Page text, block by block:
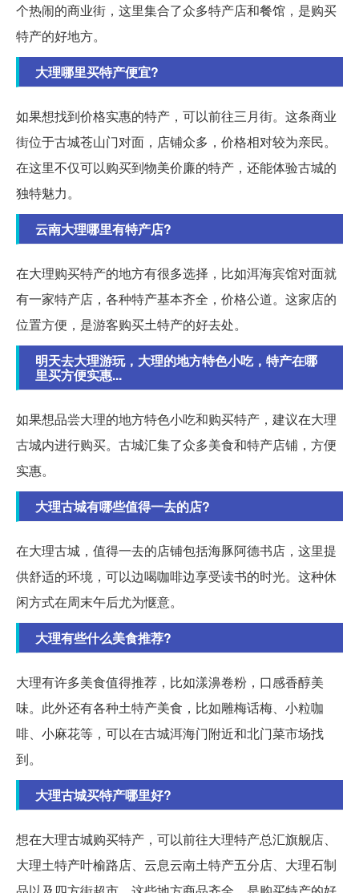
个热闹的商业街，这里集合了众多特产店和餐馆，是购买
特产的好地方。
大理哪里买特产便宜?
如果想找到价格实惠的特产，可以前往三月街。这条商业
街位于古城苍山门对面，店铺众多，价格相对较为亲民。
在这里不仅可以购买到物美价廉的特产，还能体验古城的
独特魅力。
云南大理哪里有特产店?
在大理购买特产的地方有很多选择，比如洱海宾馆对面就
有一家特产店，各种特产基本齐全，价格公道。这家店的
位置方便，是游客购买土特产的好去处。
明天去大理游玩，大理的地方特色小吃，特产在哪
里买方便实惠...
如果想品尝大理的地方特色小吃和购买特产，建议在大理
古城内进行购买。古城汇集了众多美食和特产店铺，方便
实惠。
大理古城有哪些值得一去的店?
在大理古城，值得一去的店铺包括海豚阿德书店，这里提
供舒适的环境，可以边喝咖啡边享受读书的时光。这种休
闲方式在周末午后尤为惬意。
大理有些什么美食推荐?
大理有许多美食值得推荐，比如漾濞卷粉，口感香醇美
味。此外还有各种土特产美食，比如雕梅话梅、小粒咖
啡、小麻花等，可以在古城洱海门附近和北门菜市场找
到。
大理古城买特产哪里好?
想在大理古城购买特产，可以前往大理特产总汇旗舰店、
大理土特产叶榆路店、云息云南土特产五分店、大理石制